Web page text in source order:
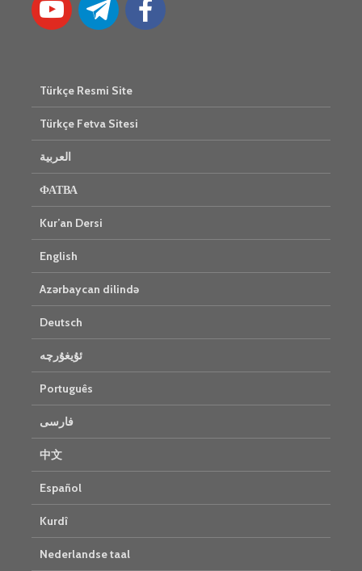
Türkçe Resmi Site
Türkçe Fetva Sitesi
العربية
ФАТВА
Kur’an Dersi
English
Azərbaycan dilində
Deutsch
ئۇيغۇرچە
Português
فارسی
中文
Español
Kurdî
Nederlandse taal